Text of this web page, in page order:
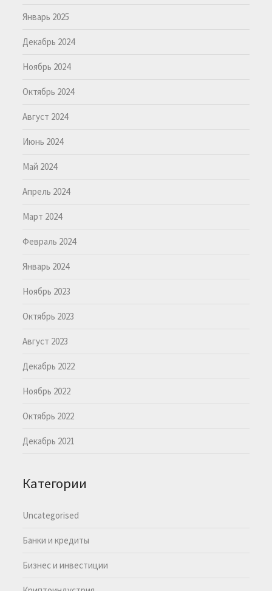
Январь 2025
Декабрь 2024
Ноябрь 2024
Октябрь 2024
Август 2024
Июнь 2024
Май 2024
Апрель 2024
Март 2024
Февраль 2024
Январь 2024
Ноябрь 2023
Октябрь 2023
Август 2023
Декабрь 2022
Ноябрь 2022
Октябрь 2022
Декабрь 2021
Категории
Uncategorised
Банки и кредиты
Бизнес и инвестиции